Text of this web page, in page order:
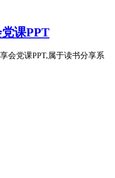
党课PPT
会党课PPT,属于读书分享系